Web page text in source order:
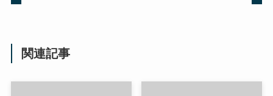
関連記事